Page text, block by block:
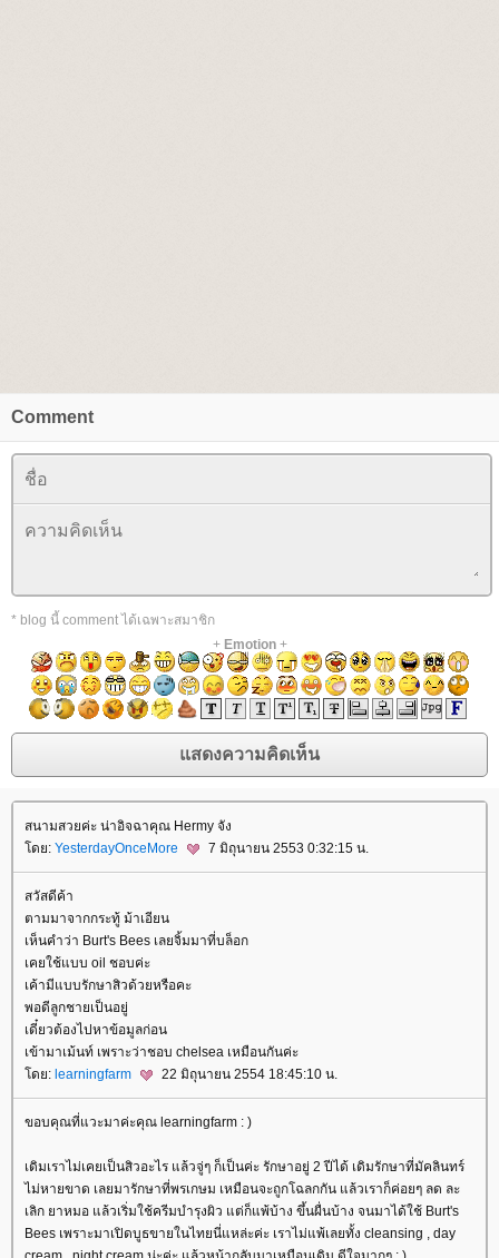
Comment
* blog นี้ comment ได้เฉพาะสมาชิก
+ Emotion+
สนามสวยค่ะ น่าอิจฉาคุณ Hermy จัง
ดย: YesterdayOnceMore 7 มิถุนายน 2553 0:32:15 น.
สวัสดีค้า
ตามมาจากกระทู้ ม้าเอียน
เห็นคำว่า Burt's Bees เลยจิ้มมาที่บล็อก
เคยใช้แบบ oil ชอบค่ะ
เค้ามีแบบรักษาสิวด้วยหรือคะ
พอดีลูกชายเป็นอยู่
เดี๋ยวต้องไปหาข้อมูลก่อน
เข้ามาเม้นท์ เพราะว่าชอบ chelsea เหมือนกันค่ะ
ดย: learningfarm 22 มิถุนายน 2554 18:45:10 น.
ขอบคุณที่แวะมาค่ะคุณ learningfarm : )
เดิมเราไม่เคยเป็นสิวอะไร แล้วจู่ๆ ก็เป็นค่ะ รักษาอยู่ 2 ปีได้ เดิมรักษาที่มัคลินทร์
ไม่หายขาด เลยมารักษาที่พรเกษม เหมือนจะถูกโฉลกกัน แล้วเราก็ค่อยๆ ลด ละ
เลิก ยาหมอ แล้วเริ่มใช้ครีมบำรุงผิว แต่ก็แพ้บ้าง ขึ้นผื่นบ้าง จนมาได้ใช้ Burt's
Bees เพราะมาเปิดบูธขายในไทยนี่แหล่ะค่ะ เราไม่แพ้เลยทั้ง cleansing , day